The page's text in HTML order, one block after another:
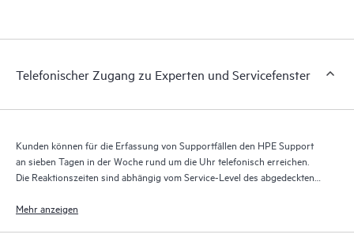
Supportverträgen liefert, die durch den HPE Tech Care Service
Verwaltung ihrer Assets. Sie sehen auf einen Blick, welche
interagieren. Mit neuen Self-Service-Tools können Kunden
selbst ausführen und ein Portal mit sorgfältig
zusammengestellten Wissensressourcen nutzen. HPE Tech Care
Beitrag für Operational Excellence und Leistungsoptimierung
vom Edge bis zur Cloud leisten.
Telefonischer Zugang zu Experten und Servicefenster
Kunden können für die Erfassung von Supportfällen den HPE Support
an sieben Tagen in der Woche rund um die Uhr telefonisch erreichen.
Die Reaktionszeiten sind abhängig vom Service-Level des abgedeckten
Mehr anzeigen